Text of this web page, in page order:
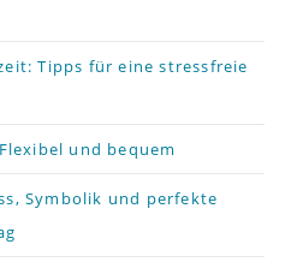
Tipps für eine stressfreie
und bequem
Symbolik und perfekte